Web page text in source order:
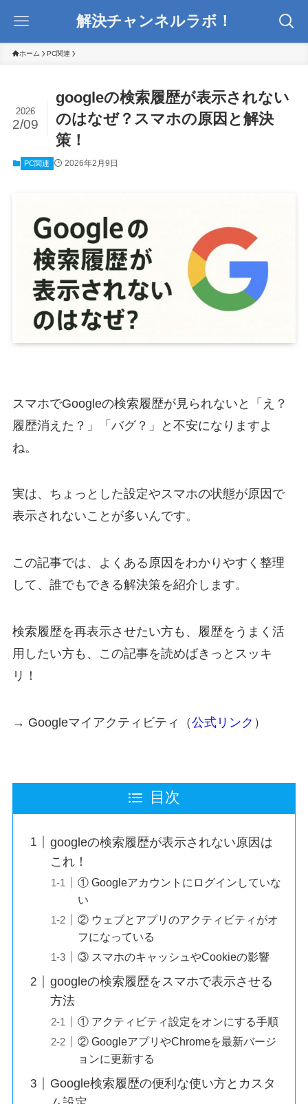
解決チャンネルラボ！
ホーム PC関連
googleの検索履歴が表示されない
のはなぜ？スマホの原因と解決
策！
2026
2/09
PC関連 2026年2月9日
スマホでGoogleの検索履歴が見られないと「え？
履歴消えた？」「バグ？」と不安になりますよ
ね。
実は、ちょっとした設定やスマホの状態が原因で
表示されないことが多いんです。
この記事では、よくある原因をわかりやすく整理
して、誰でもできる解決策を紹介します。
検索履歴を再表示させたい方も、履歴をうまく活
用したい方も、この記事を読めばきっとスッキ
リ！
→ Googleマイアクティビティ（公式リンク ）
目次
googleの検索履歴が表示されない原因は
これ！
① Googleアカウントにログインしていな
い
② ウェブとアプリのアクティビティがオ
フになっている
③ スマホのキャッシュやCookieの影響
googleの検索履歴をスマホで表示させる
方法
① アクティビティ設定をオンにする手順
② GoogleアプリやChromeを最新バージ
ョンに更新する
Google検索履歴の便利な使い方とカスタ